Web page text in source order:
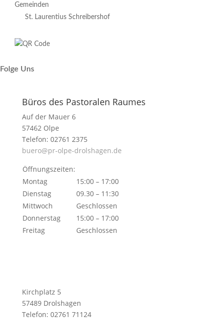
Gemeinden
St. Laurentius Schreibershof
Folge Uns
Büros des Pastoralen Raumes
Auf der Mauer 6
57462 Olpe
Telefon: 02761 2375
buero@pr-olpe-drolshagen.de
Öffnungszeiten:
Montag
15:00 – 17:00
Dienstag
09.30 – 11:30
Mittwoch
Geschlossen
Donnerstag
15:00 – 17:00
Freitag
Geschlossen
Kirchplatz 5
57489 Drolshagen
Telefon: 02761 71124